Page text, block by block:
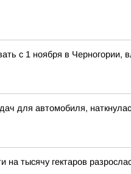
с 1 ноября в
для автомобиля,
тысячу гектаров